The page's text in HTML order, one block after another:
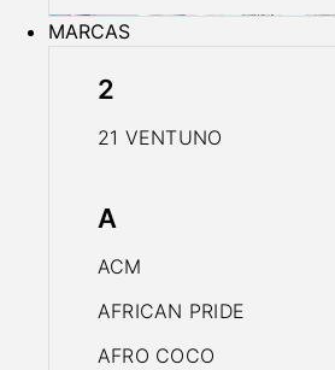
MARCAS
2
21 VENTUNO
A
ACM
AFRICAN PRIDE
AFRO COCO